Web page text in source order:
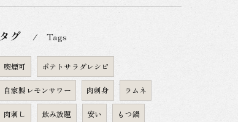
タグ Tags
喫煙可 ポテトサラダレシピ
自家製レモンサワー 肉刺身 ラムネ
肉刺し 飲み放題 安い もつ鍋